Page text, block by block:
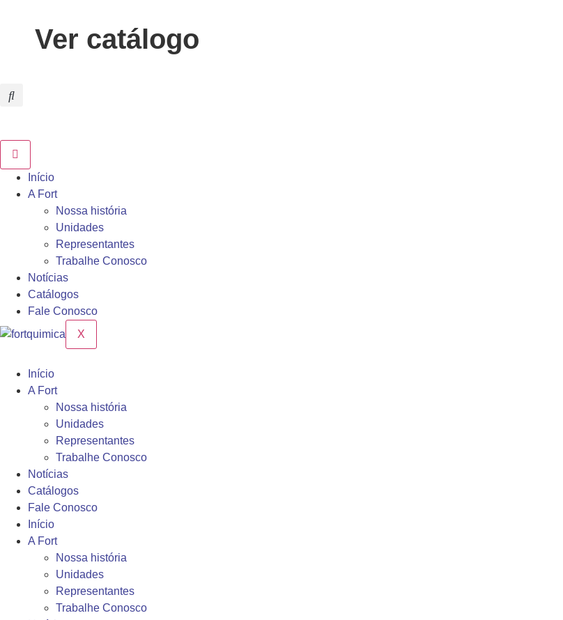
Ver catálogo
Início
A Fort
Nossa história
Unidades
Representantes
Trabalhe Conosco
Notícias
Catálogos
Fale Conosco
X
Início
A Fort
Nossa história
Unidades
Representantes
Trabalhe Conosco
Notícias
Catálogos
Fale Conosco
Início
A Fort
Nossa história
Unidades
Representantes
Trabalhe Conosco